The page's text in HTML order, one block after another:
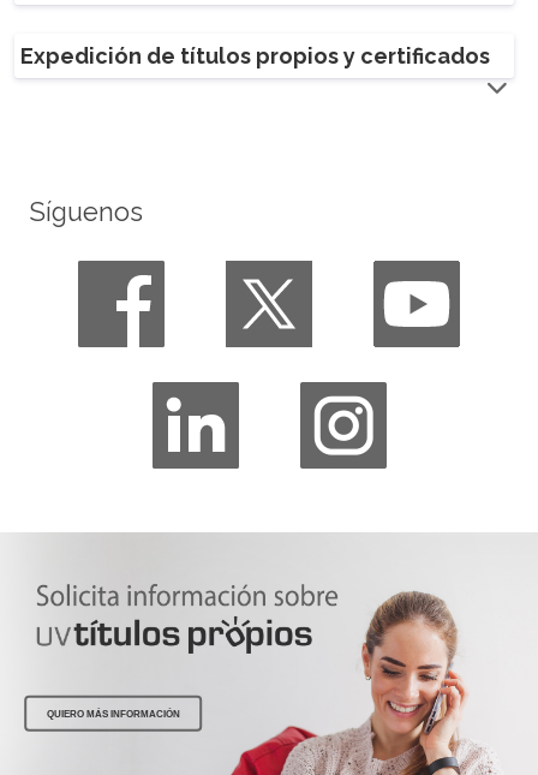
Expedición de títulos propios y certificados
Síguenos
QUIERO MÁS INFORMACIÓN